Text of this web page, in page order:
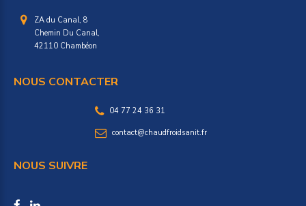
ZA du Canal, 8
Chemin Du Canal,
42110 Chambéon
NOUS CONTACTER
04 77 24 36 31
contact@chaudfroidsanit.fr
NOUS SUIVRE